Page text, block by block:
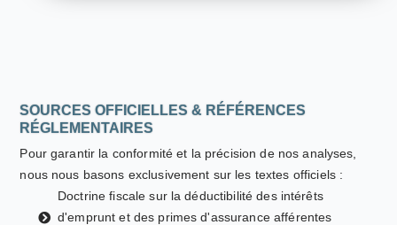
SOURCES OFFICIELLES & RÉFÉRENCES
RÉGLEMENTAIRES
Pour garantir la conformité et la précision de nos analyses,
nous nous basons exclusivement sur les textes officiels :
Doctrine fiscale sur la déductibilité des intérêts
d'emprunt et des primes d'assurance afférentes